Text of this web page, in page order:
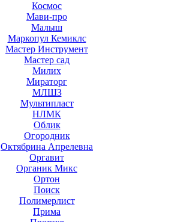
Космос
Мави-про
Малыш
Маркопул Кемиклс
Мастер Инструмент
Мастер сад
Милих
Мираторг
МЛШЗ
Мультипласт
НЛМК
Облик
Огородник
Октябрина Апрелевна
Оргавит
Органик Микс
Ортон
Поиск
Полимерлист
Прима